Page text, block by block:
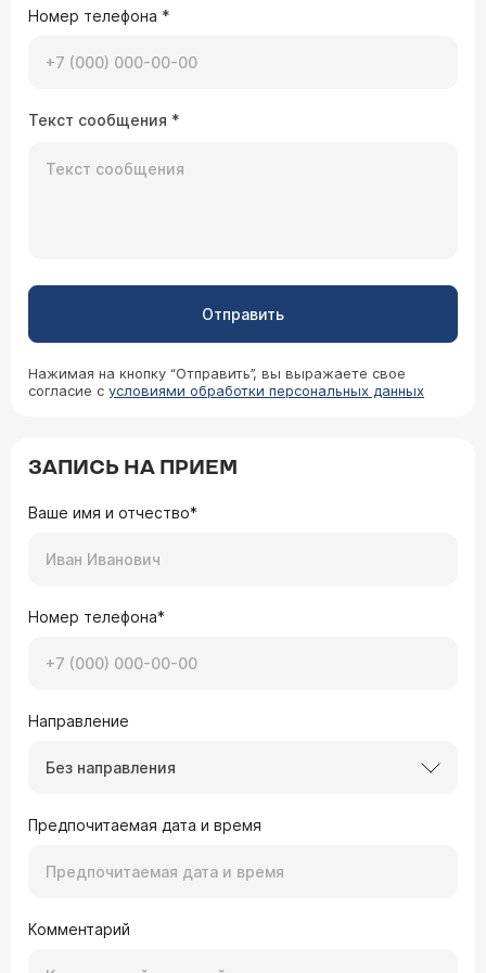
Номер телефона *
Текст сообщения *
Отправить
Нажимая на кнопку “Отправить”, вы выражаете свое
согласие с условиями обработки персональных данных
ЗАПИСЬ НА ПРИЕМ
Ваше имя и отчество*
Номер телефона*
Направление
Без направления
Предпочитаемая дата и время
Комментарий